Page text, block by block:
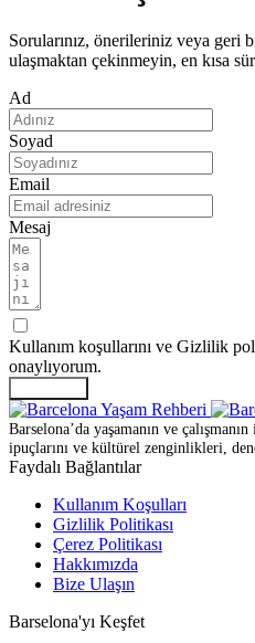
Sorularınız, önerileriniz veya geri
ulaşmaktan çekinmeyin, en kısa
Ad
Soyad
Email
Mesaj
Kullanım koşullarını ve Gizlilik
onaylıyorum.
Barselona’da yaşamanın ve
ipuçlarını ve kültürel zenginlikleri,
Faydalı Bağlantılar
Kullanım Koşulları
Gizlilik Politikası
Çerez Politikası
Hakkımızda
Bize Ulaşın
Barselona'yı Keşfet